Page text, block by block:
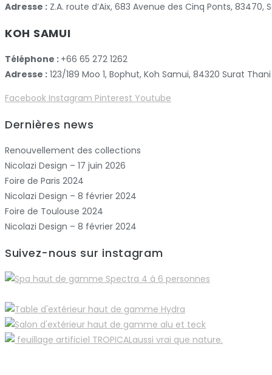
Adresse : Z.A. route d’Aix, 683 Avenue des Cinq Ponts,
KOH SAMUI
Téléphone : +66 65 272 1262
Adresse : 123/189 Moo 1, Bophut, Koh Samui, 84320 Surat Thani
Facebook Instagram Pinterest Youtube
Dernières news
Renouvellement des collections
Nicolazi Design – 17 juin 2026
Foire de Paris 2024
Nicolazi Design – 8 février 2024
Foire de Toulouse 2024
Nicolazi Design – 8 février 2024
Suivez-nous sur instagram